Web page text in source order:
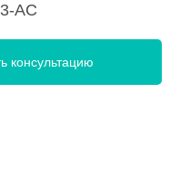
AC
консультацию